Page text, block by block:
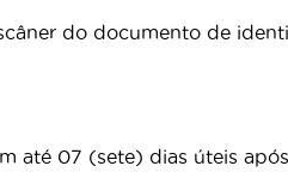
do documento de
até 07 (sete) dias úteis